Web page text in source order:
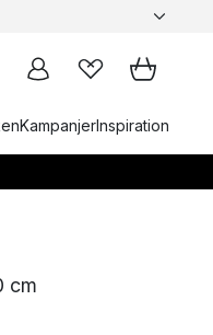
KampanjerInspiration
cm